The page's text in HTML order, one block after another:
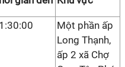
Một phần ấp
Long Thạnh,
ấp 2 xã Chợ